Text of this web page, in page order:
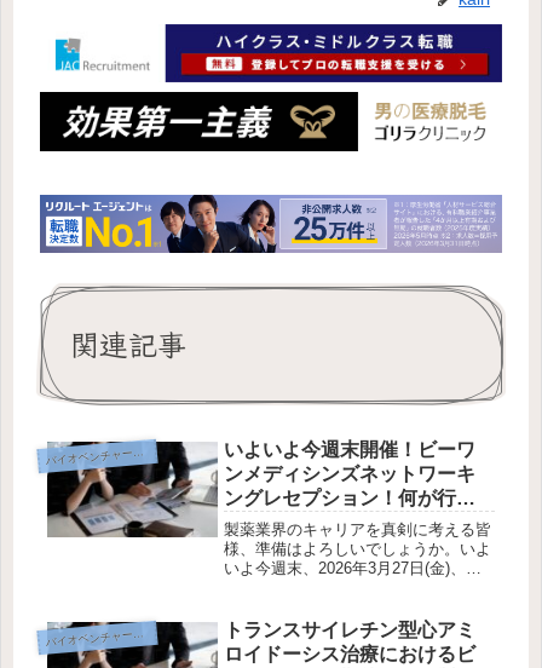
関連記事
バイオベンチャー企業研究
いよいよ今週末開催！ビーワ
ンメディシンズネットワーキ
ングレセプション！何が行わ
れる？ハイキャリアを目指す
オンコロジーMR以外も参加す
べき理由！
製薬業界のキャリアを真剣に考える皆
様、準備はよろしいでしょうか。いよ
いよ今週末、2026年3月27日(金)、み
主催のネットワーキングレセプション
が開催されます。単なる会社説...
バイオベンチャー企業研究
トランスサイレチン型心アミ
ロイドーシス治療におけるビ